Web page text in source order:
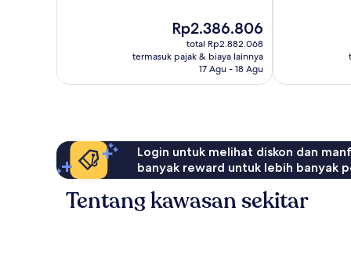
Harga
sekarang
Rp2.386.806
Rp2.386.806
total Rp2.882.068
termasuk pajak & biaya lainnya
17 Agu - 18 Agu
Login untuk melihat diskon dan
banyak reward untuk lebih banyak
Tentang kawasan sekitar